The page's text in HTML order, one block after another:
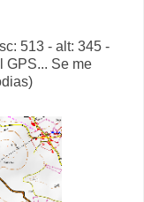
513 - alt: 345 -
GPS... Se me